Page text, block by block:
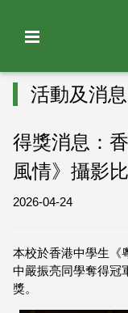
活動及消息
得獎消息：
風情》攝影
2026-04-24
本校於香港中學生《
中嚴振亮同學奪得冠
獎。